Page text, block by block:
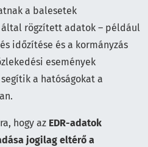
a balesetek
által rögzített adatok – például
időzítése és a kormányzás
események
a hatóságokat a
hogy az EDR-adatok
jogilag eltérő a